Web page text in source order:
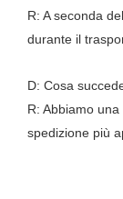
R: A seconda
durante il
D: Cosa
R: Abbiamo
spedizione più